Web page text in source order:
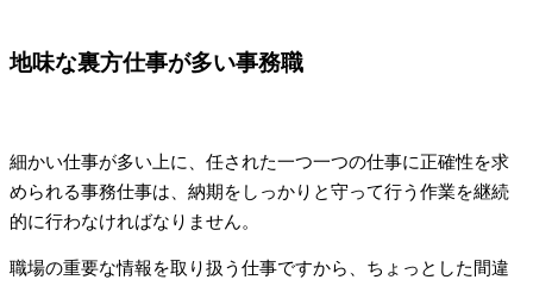
地味な裏方仕事が多い事務職
細かい仕事が多い上に、任された一つ一つの仕事に正確性を求
められる事務仕事は、納期をしっかりと守って行う作業を継続
的に行わなければなりません。
職場の重要な情報を取り扱う仕事ですから、ちょっとした間違